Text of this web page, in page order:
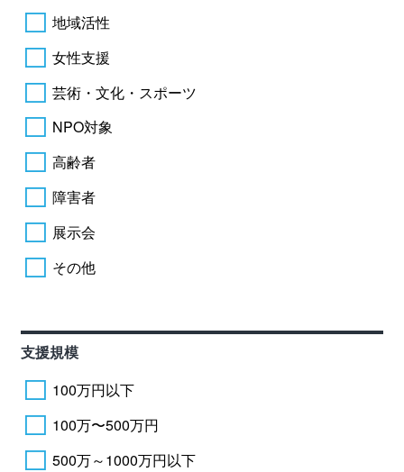
地域活性
女性支援
芸術・文化・スポーツ
NPO対象
高齢者
障害者
展示会
その他
支援規模
100万円以下
100万〜500万円
500万～1000万円以下